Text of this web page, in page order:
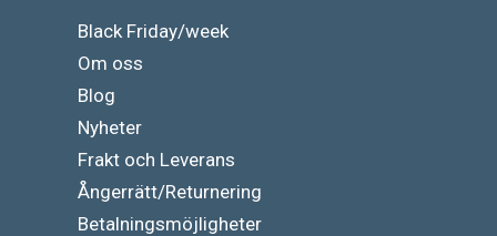
Black Friday/week
Om oss
Blog
Nyheter
Frakt och Leverans
Ångerrätt/Returnering
Betalningsmöjligheter